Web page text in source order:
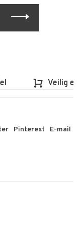
Veilig en
Pinterest E-mail